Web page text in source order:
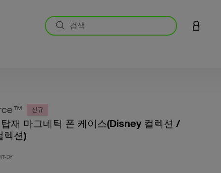
LOGIN
신규
재 마그네틱 폰 케이스(Disney 컬렉션 /
션)
DY